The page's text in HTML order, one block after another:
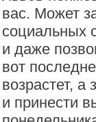
вас. Может
социальных
и даже
вот
возрастет, а
и принести